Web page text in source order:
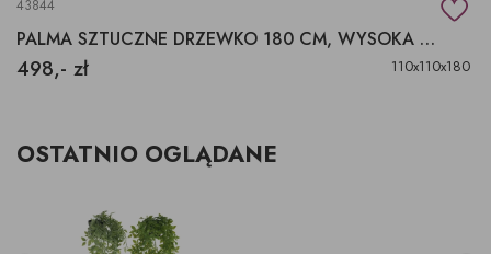
43844
PALMA SZTUCZNE DRZEWKO 180 CM, WYSOKA SZTUCZNA PALMA
498,- zł 110x110x180
OSTATNIO OGLĄDANE